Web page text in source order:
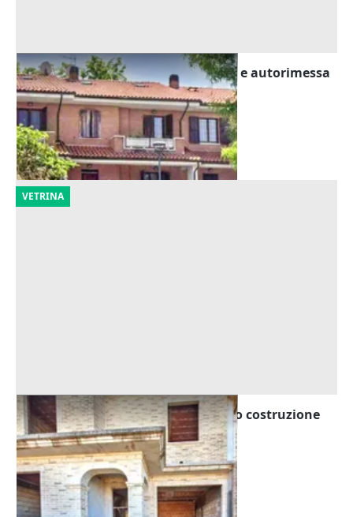
Asta Villetta a schiera con giardino e autorimessa
Cingoli (Macerata)
Offerta minima
83.683 €
30/10/2026
VETRINA
Asta Casa a schiera (sub 10) in corso costruzione
Cingoli (Macerata)
Offerta minima
69.736 €
30/10/2026